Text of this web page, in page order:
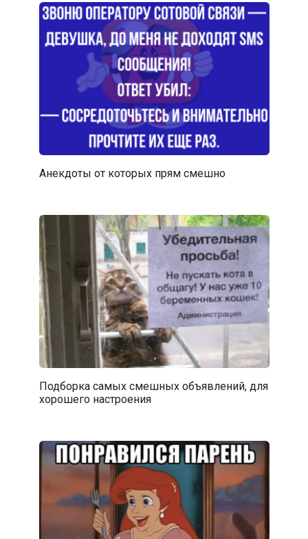
Анекдоты от которых прям смешно
Подборка самых смешных объявлений, для
хорошего настроения